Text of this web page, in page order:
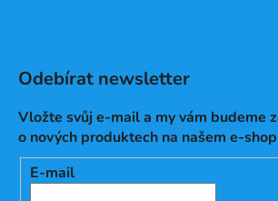
Odebírat newsletter
Vložte svůj e-mail a my vám budeme
o nových produktech na našem e-
E-mail